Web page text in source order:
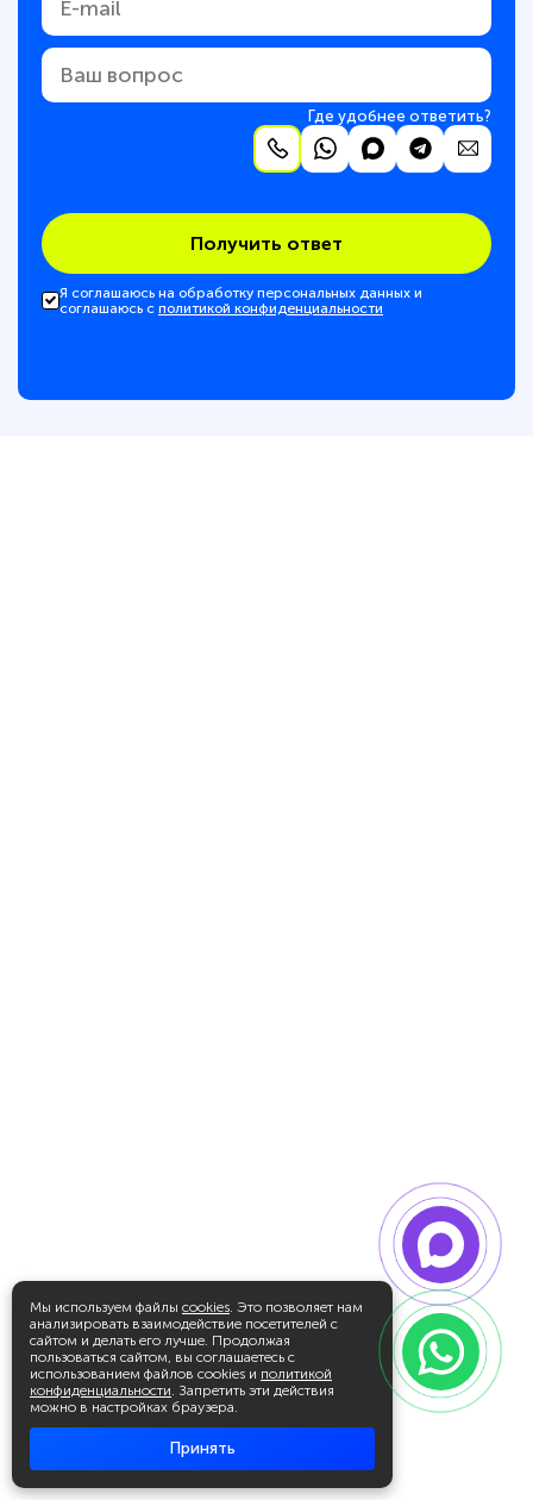
Мы используем файлы cookies. Это позволяет нам
анализировать взаимодействие посетителей с
сайтом и делать его лучше. Продолжая
пользоваться сайтом, вы соглашаетесь с
использованием файлов cookies и политикой
конфиденциальности. Запретить эти действия
можно в настройках браузера.
Принять
Где удобнее ответить?
Получить ответ
Я соглашаюсь на обработку персональных данных и
соглашаюсь с политикой конфиденциальности